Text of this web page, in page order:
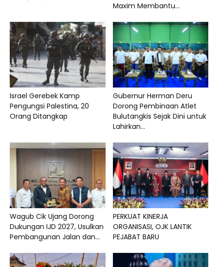
Maxim Membantu...
Israel Gerebek Kamp
Pengungsi Palestina, 20
Orang Ditangkap
Gubernur Herman Deru
Dorong Pembinaan Atlet
Bulutangkis Sejak Dini untuk
Lahirkan...
Wagub Cik Ujang Dorong
Dukungan IJD 2027, Usulkan
Pembangunan Jalan dan...
PERKUAT KINERJA
ORGANISASI, OJK LANTIK
PEJABAT BARU